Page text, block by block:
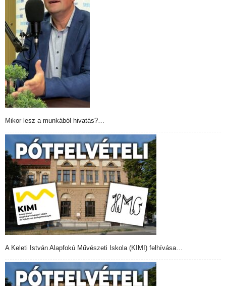
Mikor lesz a munkából hivatás?…
A Keleti István Alapfokú Művészeti Iskola (KIMI) felhívása…